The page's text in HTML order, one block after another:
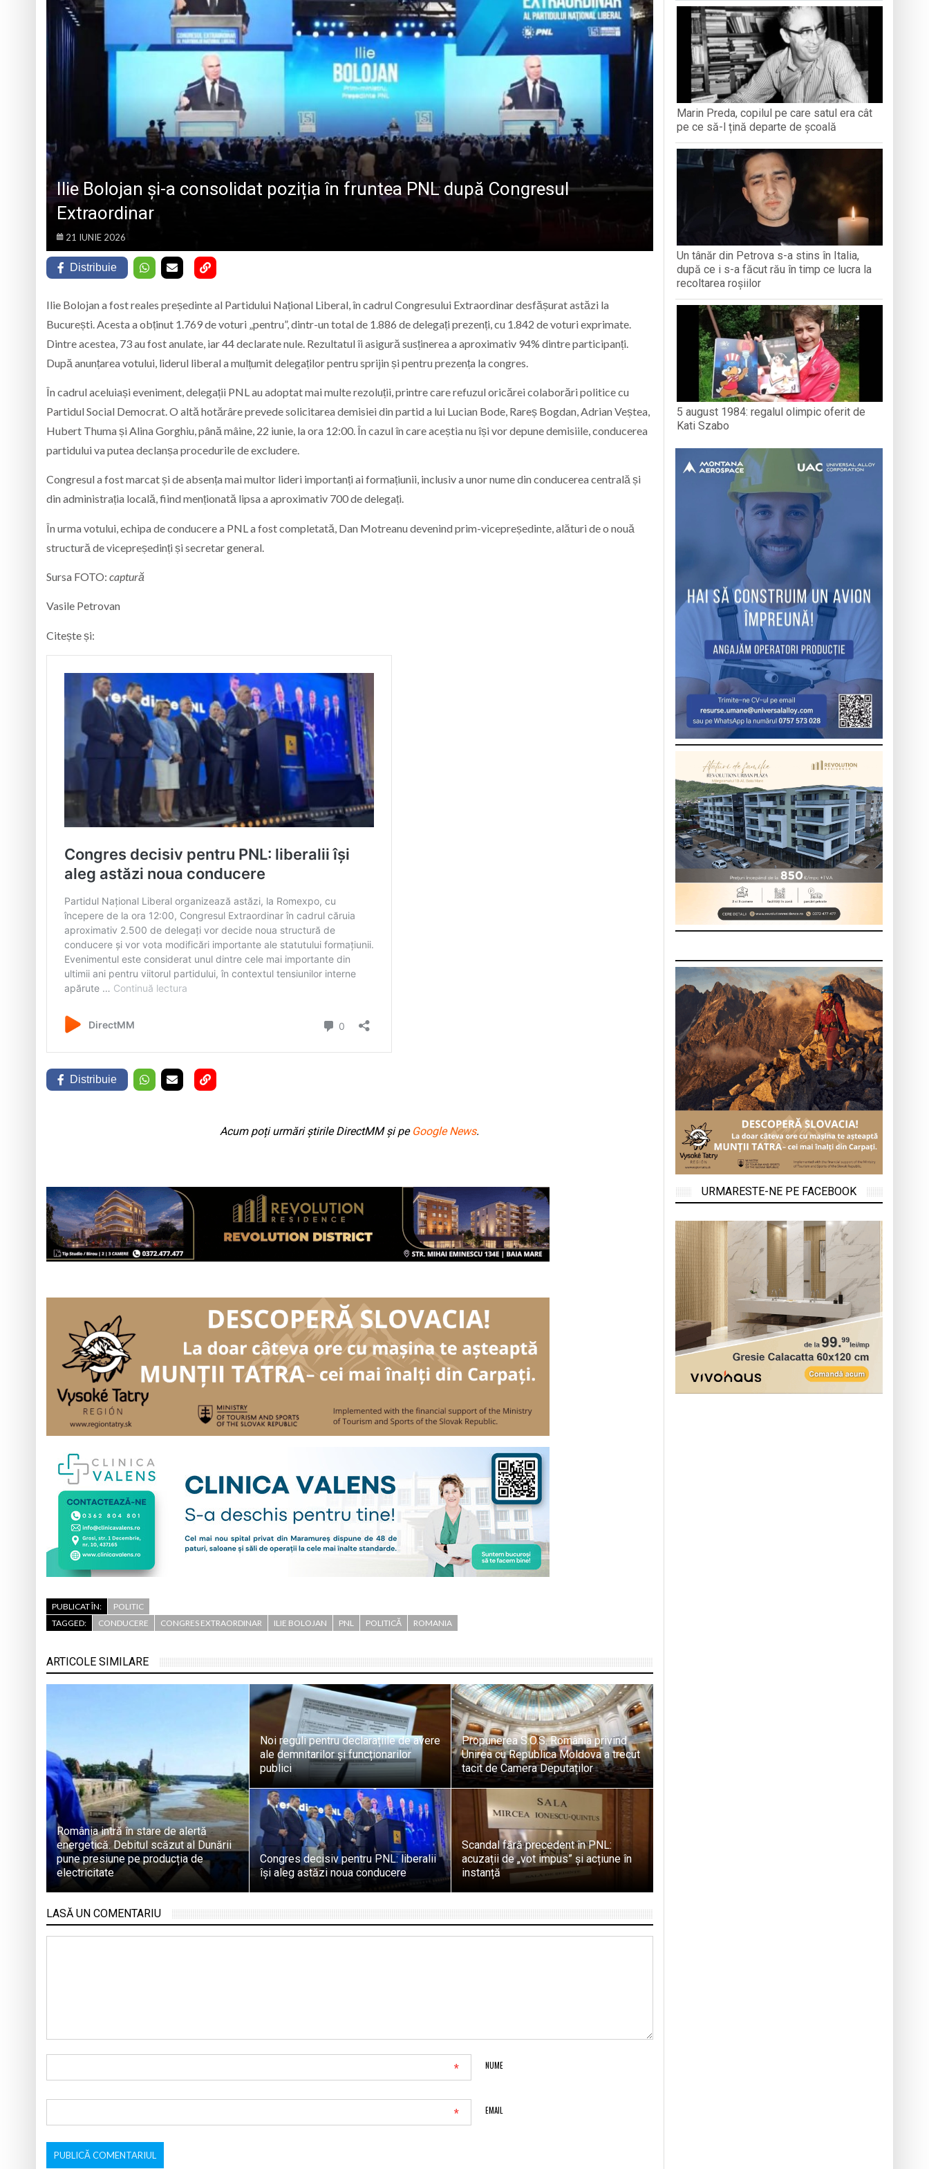
La Săliștea de Sus va fi dezvelit bustul lui Gavrilă Iuga, personalitate marcantă a Maramureșului
„Vacanță în tinda bisericii”: Ediția a IV-a a taberei de vară pentru copii are loc la Sighetu Marmației
Campanie de donare de sânge la Spitalul Județean de Urgență „Dr. Constantin Opriș” Baia Mare
Părintele protopop dr. Stan Florin, invitat la Școala Părinților din Parohia Dumbrăvița
Ilie Bolojan și-a consolidat poziția în fruntea PNL după Congresul
Extraordinar
21 IUNIE 2026
Distribuie
Ilie Bolojan a fost reales președinte al Partidului Național Liberal, în cadrul Congresului Extraordinar desfășurat astăzi la
București. Acesta a obținut 1.769 de voturi „pentru”, dintr-un total de 1.886 de delegați prezenți, cu 1.842 de voturi exprimate.
Dintre acestea, 73 au fost anulate, iar 44 declarate nule. Rezultatul îi asigură susținerea a aproximativ 94% dintre participanți.
După anunțarea votului, liderul liberal a mulțumit delegaților pentru sprijin și pentru prezența la congres.
În cadrul aceluiași eveniment, delegații PNL au adoptat mai multe rezoluții, printre care refuzul oricărei colaborări politice cu
Partidul Social Democrat. O altă hotărâre prevede solicitarea demisiei din partid a lui Lucian Bode, Rareș Bogdan, Adrian Veștea,
Hubert Thuma și Alina Gorghiu, până mâine, 22 iunie, la ora 12:00. În cazul în care aceștia nu își vor depune demisiile, conducerea
partidului va putea declanșa procedurile de excludere.
Congresul a fost marcat și de absența mai multor lideri importanți ai formațiunii, inclusiv a unor nume din conducerea centrală și
din administrația locală, fiind menționată lipsa a aproximativ 700 de delegați.
În urma votului, echipa de conducere a PNL a fost completată, Dan Motreanu devenind prim-vicepreședinte, alături de o nouă
structură de vicepreședinți și secretar general.
Sursa FOTO: captură
Vasile Petrovan
Citește și:
Distribuie
Acum poți urmări știrile DirectMM și pe Google News.
PUBLICAT ÎN:
POLITIC
TAGGED:
CONDUCERE CONGRES EXTRAORDINAR ILIE BOLOJAN PNL POLITICĂ ROMANIA
ARTICOLE SIMILARE
România intră în stare de alertă
energetică. Debitul scăzut al Dunării
pune presiune pe producția de
electricitate
Noi reguli pentru declarațiile de avere
ale demnitarilor și funcționarilor
publici
Propunerea S.O.S. România privind
Unirea cu Republica Moldova a trecut
tacit de Camera Deputaților
Congres decisiv pentru PNL: liberalii
își aleg astăzi noua conducere
Scandal fără precedent în PNL:
acuzații de „vot impus” și acțiune în
instanță
LASĂ UN COMENTARIU
NUME
*
EMAIL
*
Marin Preda, copilul pe care satul era cât
pe ce să-l țină departe de școală
Un tânăr din Petrova s-a stins în Italia,
după ce i s-a făcut rău în timp ce lucra la
recoltarea roșiilor
5 august 1984: regalul olimpic oferit de
Kati Szabo
URMARESTE-NE PE FACEBOOK